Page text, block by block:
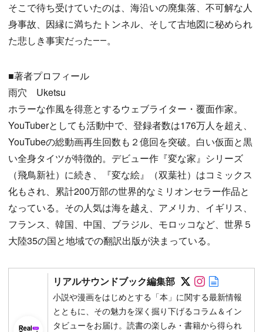
そこで待ち受けていたのは、海沿いの廃集落、不可解な人
身事故、因縁に満ちたトンネル、そして古地図に秘められ
た悲しき事実だった――。
■著者プロフィール
雨穴 Uketsu
ホラーな作風を得意とするウェブライター・覆面作家。
YouTuberとしても活動中で、登録者数は176万人を超え、
YouTubeの総動画再生回数も２億回を突破。白い仮面と黒
い全身タイツが特徴的。デビュー作『変な家』シリーズ
（飛鳥新社）に続き、『変な絵』（双葉社）はコミックス
化もされ、累計200万部の世界的なミリオンセラー作品と
なっている。その人気は海を越え、アメリカ、イギリス、
フランス、韓国、中国、ブラジル、モロッコなど、世界５
大陸35の国と地域での翻訳出版が決まっている。
リアルサウンドブック編集部 Follow on
Follow on
小説や漫画をはじめとする「本」に関する最新情報
とともに、その魅力を深く掘り下げるコラム＆イン
タビューをお届け。読書の楽しみ・書籍から得られ